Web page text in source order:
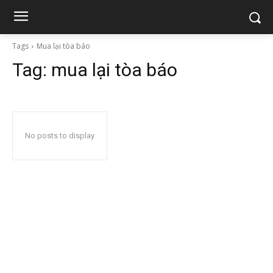
Tags Mua lại tòa báo
Tag: mua lại tòa báo
No posts to display